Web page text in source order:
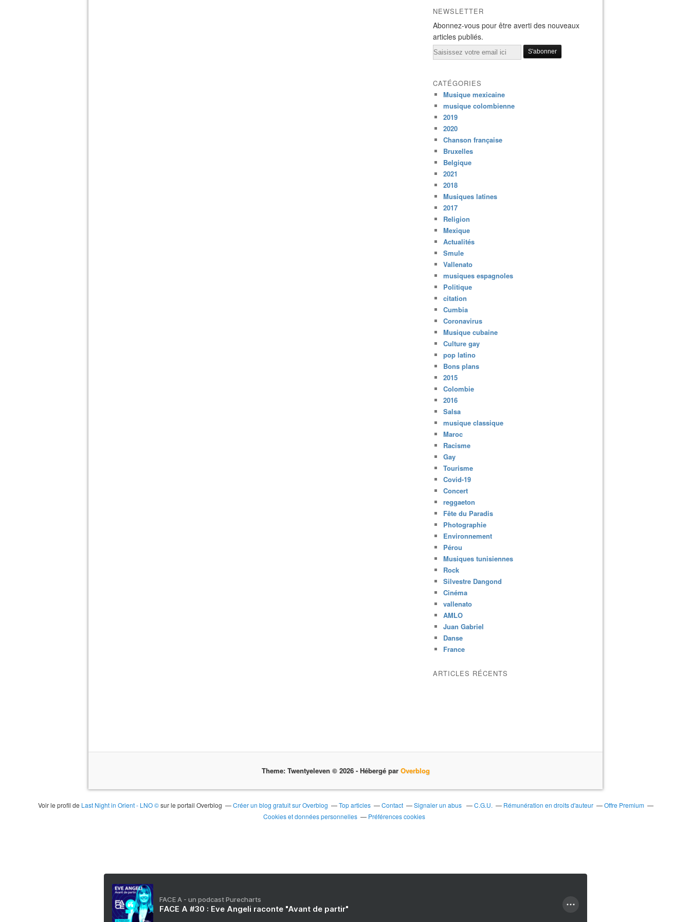
NEWSLETTER
Abonnez-vous pour être averti des nouveaux
articles publiés.
Email
CATÉGORIES
Musique mexicaine
musique colombienne
2019
2020
Chanson française
Bruxelles
Belgique
2021
2018
Musiques latines
2017
Religion
Mexique
Actualités
Smule
Vallenato
musiques espagnoles
Politique
citation
Cumbia
Coronavirus
Musique cubaine
Culture gay
pop latino
Bons plans
2015
Colombie
2016
Salsa
musique classique
Maroc
Racisme
Gay
Tourisme
Covid-19
Concert
reggaeton
Fête du Paradis
Photographie
Environnement
Pérou
Musiques tunisiennes
Rock
Silvestre Dangond
Cinéma
vallenato
AMLO
Juan Gabriel
Danse
France
ARTICLES RÉCENTS
Theme: Twentyeleven © 2026 - Hébergé par Overblog
Voir le profil de Last Night in Orient - LNO ©sur le portail Overblog Créer un blog gratuit sur Overblog Top articles Contact Signaler un abus C.G.U. Rémunération en droits d'auteur
Offre Premium
Cookies et données personnelles
Préférences cookies
FACE A - un podcast Purecharts
FACE A #30 : Eve Angeli raconte "Avant de partir"